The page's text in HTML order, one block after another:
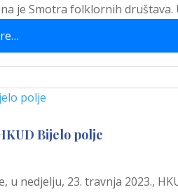
je Smotra folklornih društava.
Bijelo polje
nedjelju, 23. travnja 2023.,